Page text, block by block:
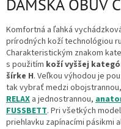
DÁMSKA OBUV
Komfortná a ľahká
prírodných koží technológiou
Charakteristickým znakom
s použitím koží vyššej
šírke H. Veľkou výhodou je
tak vybrať medzi obojstrannou,
RELAX a jednostrannou,
FUSSBETT. Pri všetkých
priehlavku zapínacími pásikmi